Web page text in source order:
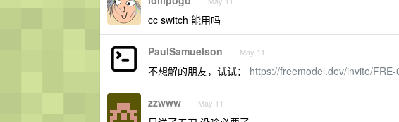
cc switch 能用吗
PaulSamuelson May 11
不想解的朋友，试试： https://freemodel.dev/invite/
zzwww May 11